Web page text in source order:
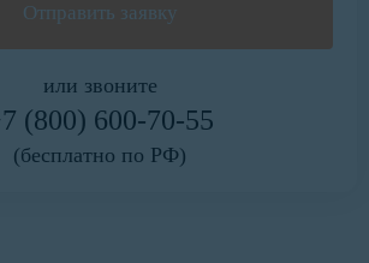
или звоните
(800) 600-70-55
(бесплатно по РФ)